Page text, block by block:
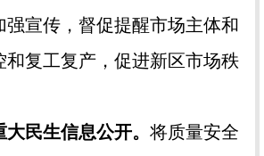
强宣传，督促提醒市场主体和
和复工复产，促进新区市场秩
民生信息公开。 将质量安全